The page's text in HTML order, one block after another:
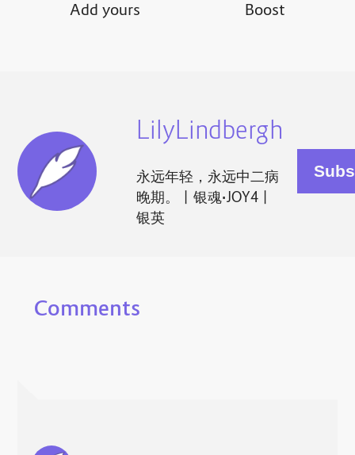
Add yours Boost
LilyLindbergh
永远年轻，永远中二病
晚期。丨银魂•JOY4丨
银英
Comments